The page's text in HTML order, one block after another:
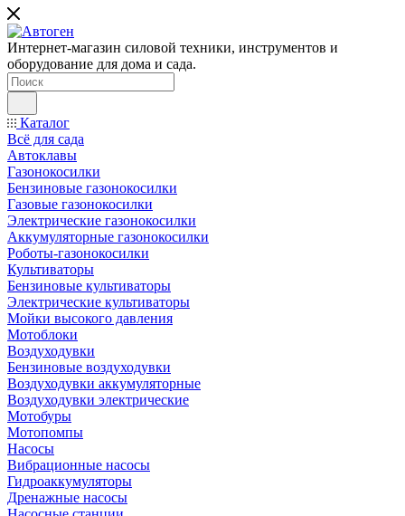
Интернет-магазин силовой техники, инструментов и
оборудование для дома и сада.
Каталог
Всё для сада
Автоклавы
Газонокосилки
Бензиновые газонокосилки
Газовые газонокосилки
Электрические газонокосилки
Аккумуляторные газонокосилки
Роботы-газонокосилки
Культиваторы
Бензиновые культиваторы
Электрические культиваторы
Мойки высокого давления
Мотоблоки
Воздуходувки
Бензиновые воздуходувки
Воздуходувки аккумуляторные
Воздуходувки электрические
Мотобуры
Мотопомпы
Насосы
Вибрационные насосы
Гидроаккумуляторы
Дренажные насосы